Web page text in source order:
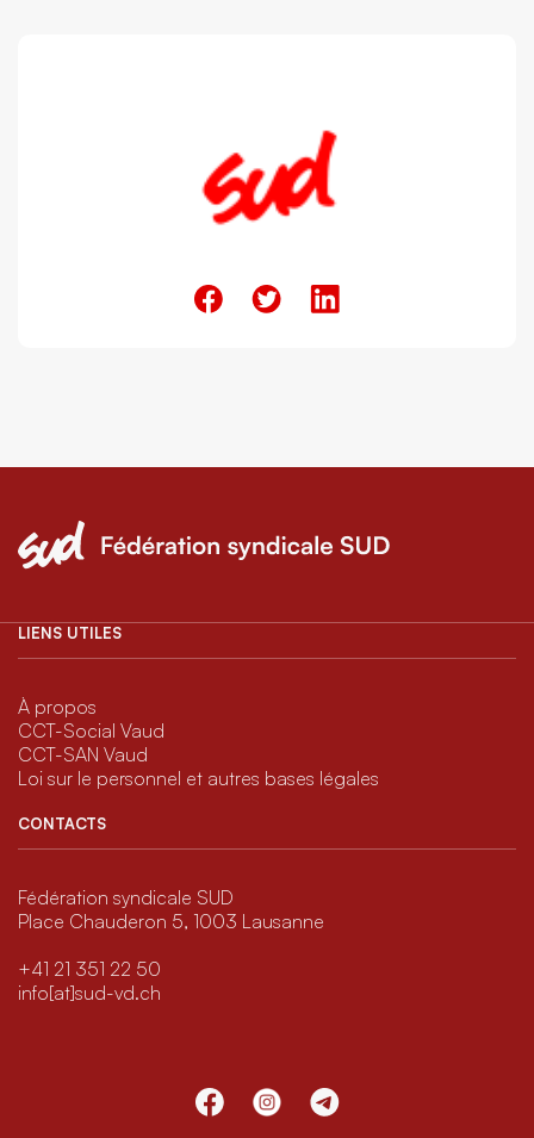
LIENS UTILES
À propos
CCT-Social Vaud
CCT-SAN Vaud
Loi sur le personnel et autres bases légales
CONTACTS
Fédération syndicale SUD
Place Chauderon 5, 1003 Lausanne
+41 21 351 22 50
info[at]sud-vd.ch